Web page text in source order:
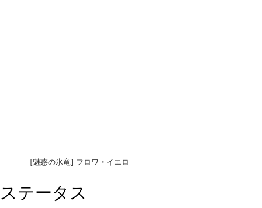
[魅惑の氷竜] フロワ・イエロ
ステータス